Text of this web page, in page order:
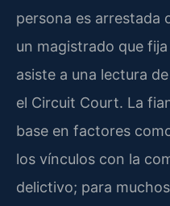
persona es arrestada
un magistrado que
asiste a una lectura
el Circuit Court. La
base en factores
los vínculos con la
delictivo; para